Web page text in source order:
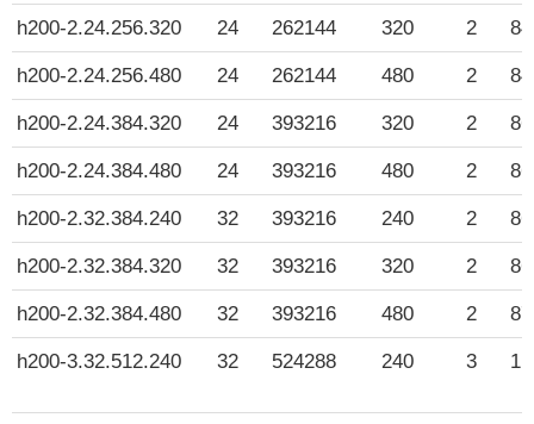
h200-2.24.256.320 24 262144 320 2
h200-2.24.256.480 24 262144 480 2
h200-2.24.384.320 24 393216 320 2
h200-2.24.384.480 24 393216 480 2
h200-2.32.384.240 32 393216 240 2
h200-2.32.384.320 32 393216 320 2
h200-2.32.384.480 32 393216 480 2
h200-3.32.512.240 32 524288 240 3 1